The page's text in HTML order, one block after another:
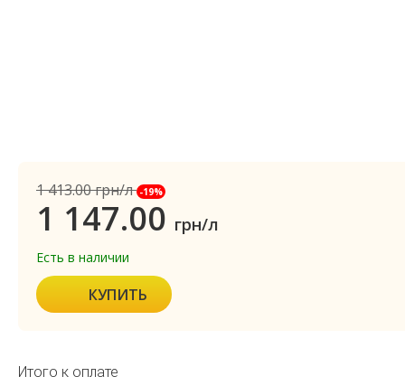
1 413.00грн/л -19%
1 147.00 грн/л
Есть в наличии
КУПИТЬ
Итого к оплате